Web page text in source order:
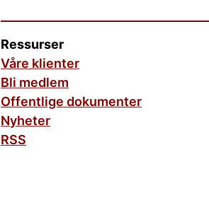
Ressurser
Våre klienter
Bli medlem
Offentlige dokumenter
Nyheter
RSS